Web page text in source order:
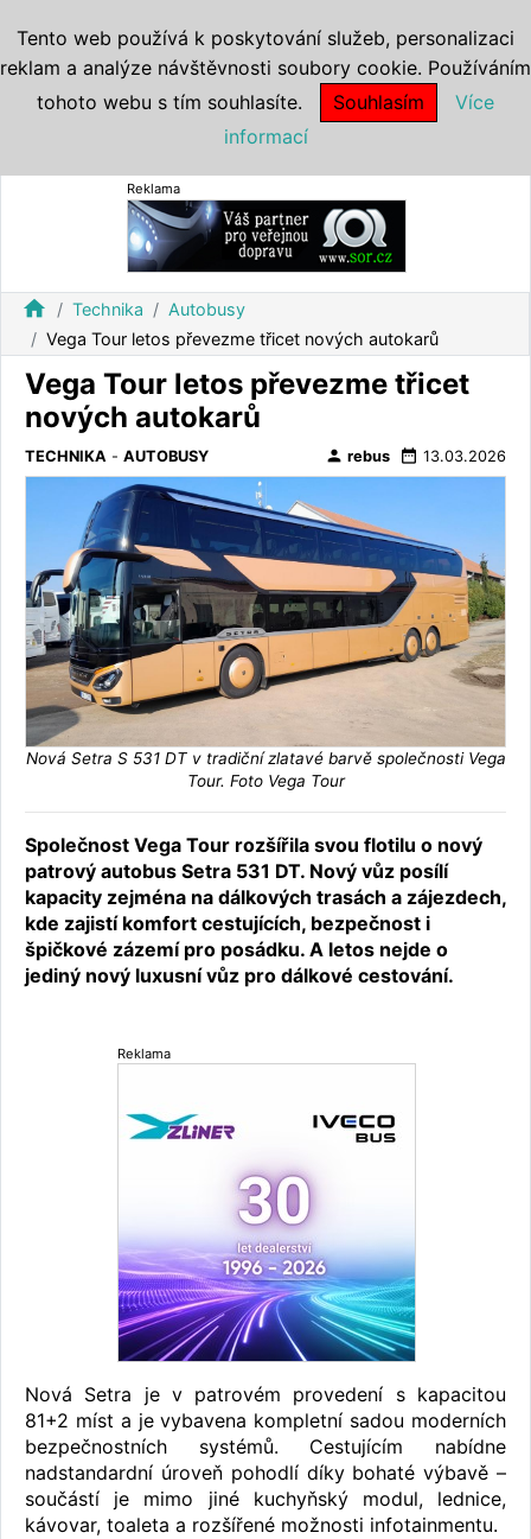
Reklama
home Technika
Autobusy
Vega Tour letos převezme třicet nových autokarů
Vega Tour letos převezme třicet
nových autokarů
TECHNIKA - AUTOBUSY person rebus date_range 13.03.2026
Nová Setra S 531 DT v tradiční zlatavé barvě společnosti Vega
Tour. Foto Vega Tour
Společnost Vega Tour rozšířila svou flotilu o nový
patrový autobus Setra 531 DT. Nový vůz posílí
kapacity zejména na dálkových trasách a zájezdech,
kde zajistí komfort cestujících, bezpečnost i
špičkové zázemí pro posádku. A letos nejde o
jediný nový luxusní vůz pro dálkové cestování.
Reklama
Nová Setra je v patrovém provedení s kapacitou
81+2 míst a je vybavena kompletní sadou moderních
bezpečnostních systémů. Cestujícím nabídne
nadstandardní úroveň pohodlí díky bohaté výbavě –
součástí je mimo jiné kuchyňský modul, lednice,
kávovar, toaleta a rozšířené možnosti infotainmentu.
Tento web používá k poskytování služeb, personalizaci
reklam a analýze návštěvnosti soubory cookie. Používáním
tohoto webu s tím souhlasíte.
Souhlasím
Více
informací